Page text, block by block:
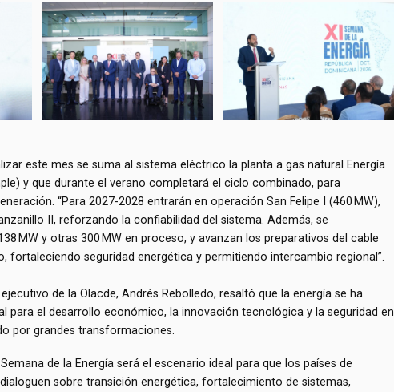
este mes se suma al sistema eléctrico la planta a gas natural Energía
y que durante el verano completará el ciclo combinado, para
“Para 2027-2028 entrarán en operación San Felipe I (460 MW),
II, reforzando la confiabilidad del sistema. Además, se
MW y otras 300 MW en proceso, y avanzan los preparativos del cable
fortaleciendo seguridad energética y permitiendo intercambio regional”.
de la Olacde, Andrés Rebolledo, resaltó que la energía se ha
para el desarrollo económico, la innovación tecnológica y la seguridad en
por grandes transformaciones.
de la Energía será el escenario ideal para que los países de
sobre transición energética, fortalecimiento de sistemas,